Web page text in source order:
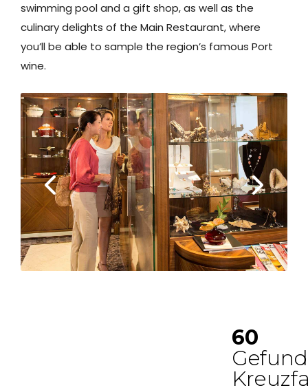
swimming pool and a gift shop, as well as the
culinary delights of the Main Restaurant, where
you’ll be able to sample the region’s famous Port
wine.